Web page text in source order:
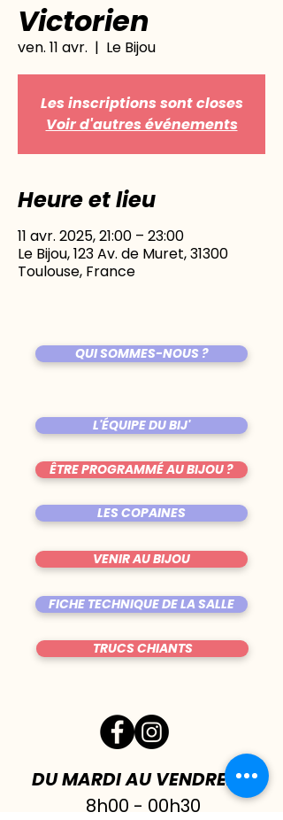
Victorien
ven. 11 avr.
  |
Le Bijou
Les inscriptions sont closes
Voir d'autres événements
Heure et lieu
11 avr. 2025, 21:00 – 23:00
Le Bijou, 123 Av. de Muret, 31300
Toulouse, France
QUI SOMMES-NOUS ?
L'ÉQUIPE DU BIJ'
ÊTRE PROGRAMMÉ AU BIJOU ?
LES COPAINES
VENIR AU BIJOU
FICHE TECHNIQUE DE LA SALLE
TRUCS CHIANTS
DU MARDI AU VENDREDI|
8h00 - 00h30